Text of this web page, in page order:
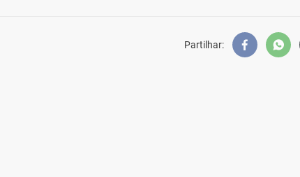
Partilhar: